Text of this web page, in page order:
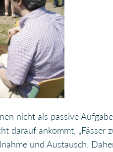
nicht als passive
darauf ankommt, „Fässer
und Austausch.